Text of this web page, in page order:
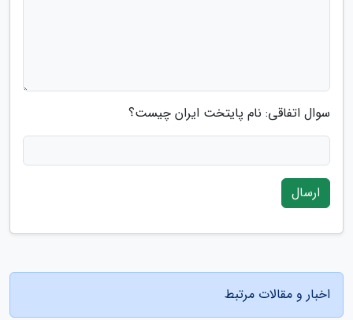
سوال اتفاقی: نام پایتخت ایران چیست؟
ارسال
اخبار و مقالات مرتبط